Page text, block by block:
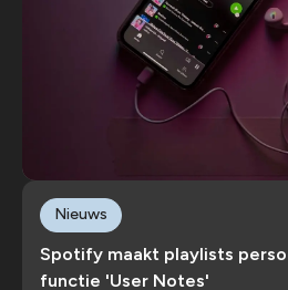
Spotify maakt playlists
functie 'User Notes'
Nieuws